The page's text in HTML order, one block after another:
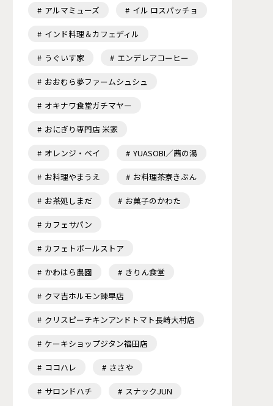
アルマミューズ イル ロスパッチョ
インド料理＆カフェディル
うぐいす家 エンデレアコーヒー
おおむら夢ファームシュシュ
オキナワ食堂ガチマヤー
おにぎり専門店 米家
オレンジ・ベイ YUASOBI／茜の湯
お料理やまうえ お料理茶寮きぶん
お茶処しまだ お菓子のかわた
カフェサパン
カフェトポールストア
かわはら農園 きりん食堂
クマ吉ホルモン諫早店
クリスピーチキンアンドトマト長崎大村店
ケーキショップジタン福田店
ココハレ ささや
サロンドハチ スナックJUN